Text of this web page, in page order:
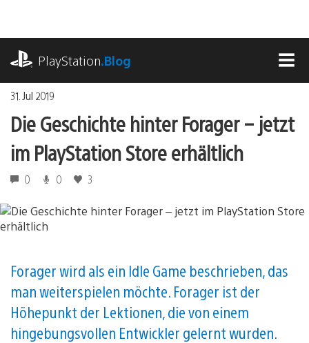
springen
PlayStation.Blog
31. Jul 2019
Die Geschichte hinter Forager – jetzt
im PlayStation Store erhältlich
0 0 3
Forager wird als ein Idle Game beschrieben, das
man weiterspielen möchte. Forager ist der
Höhepunkt der Lektionen, die von einem
hingebungsvollen Entwickler gelernt wurden.